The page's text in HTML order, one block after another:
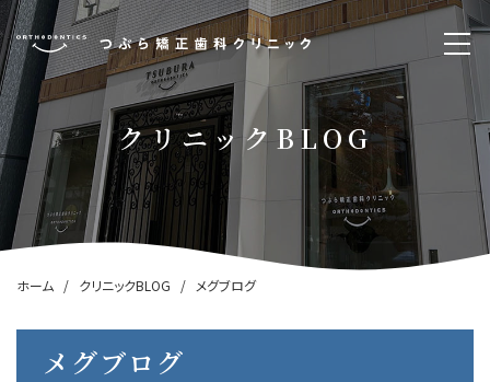
クリニックBLOG
ホーム クリニックBLOG メグブログ
メグブログ